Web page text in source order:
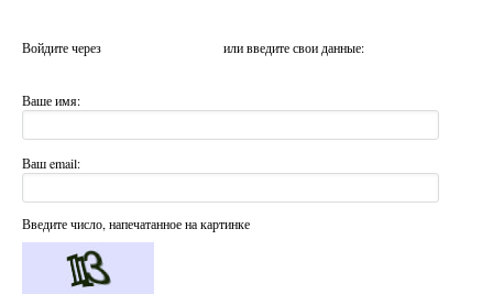
Войдите через или введите свои данные:
Ваше имя:
Ваш email:
Введите число, напечатанное на картинке